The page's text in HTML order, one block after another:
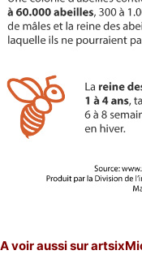
A voir aussi sur